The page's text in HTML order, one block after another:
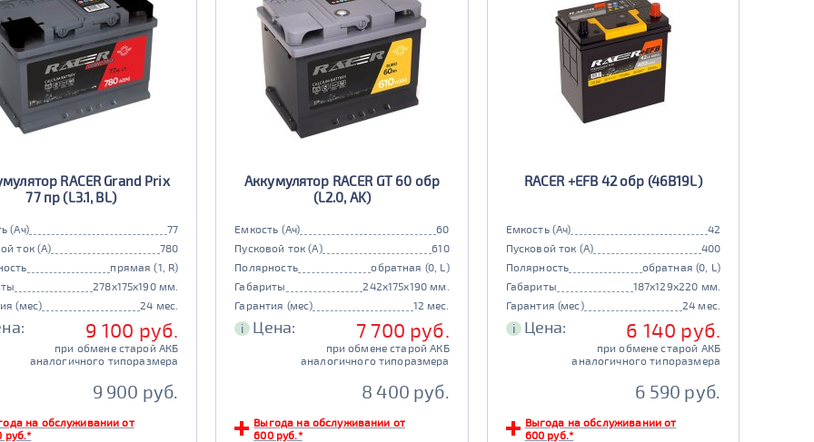
RACER Grand Prix
77 пр (L3.1, BL)
(Ач)
77
ток (А)
780
прямая (1, R)
278x175x190 мм.
(мес)
24 мес.
9 100 руб.
при обмене старой АКБ
аналогичного типоразмера
9 900 руб.
на обслуживании от
руб.*
Аккумулятор RACER GT 60 обр
(L2.0, AK)
Емкость (Ач)
60
Пусковой ток (А)
610
Полярность
обратная (0, L)
Габариты
242x175x190 мм.
Гарантия (мес)
12 мес.
i Цена: 7 700 руб.
при обмене старой АКБ
аналогичного типоразмера
8 400 руб.
Выгода на обслуживании от
600 руб.*
RACER +EFB 42 обр (46B19L)
Емкость (Ач)
42
Пусковой ток (А)
400
Полярность
обратная (0, L)
Габариты
187x129x220 мм.
Гарантия (мес)
24 мес.
i Цена: 6 140 руб.
при обмене старой АКБ
аналогичного типоразмера
6 590 руб.
Выгода на обслуживании от
600 руб.*